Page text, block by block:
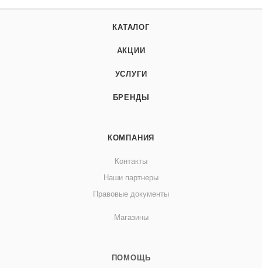
КАТАЛОГ
АКЦИИ
УСЛУГИ
БРЕНДЫ
КОМПАНИЯ
Контакты
Наши партнеры
Правовые документы
Магазины
ПОМОЩЬ